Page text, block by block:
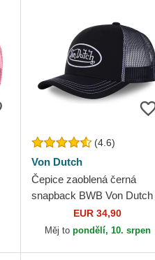
(4.6)
Von Dutch
Čepice zaoblená černá
snapback BWB Von Dutch
EUR 34,90
Měj to pondělí, 10. srpen